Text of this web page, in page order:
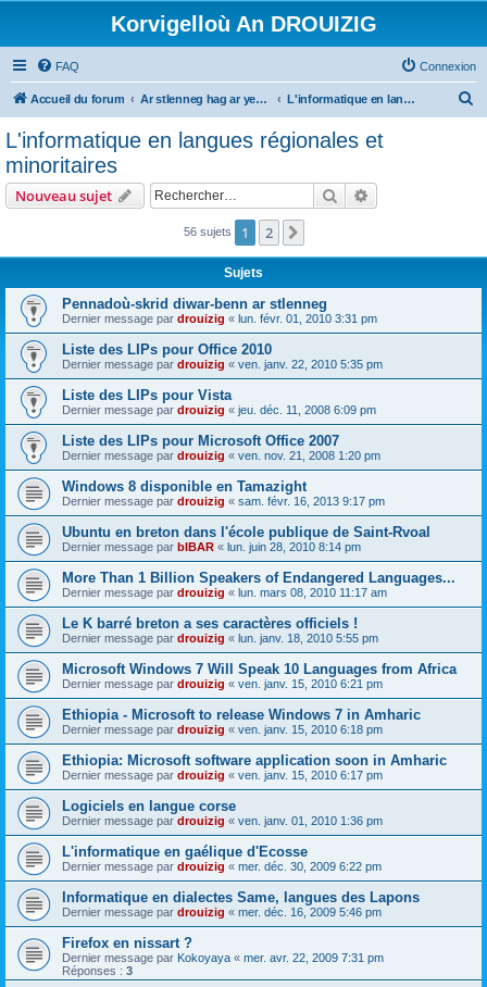
Korvigelloù An DROUIZIG
FAQ Connexion
Accueil du forum Ar stlenneg hag ar yezhoù bihan er bed a-bezh L'informatique en langues régionales et minoritaires
c
r
L'informatique en langues régionales et
minoritaires
Nouveau sujet Rechercher
56 sujets 1 2
Sujets
Pennadoù-skrid diwar-benn ar stlenneg
Dernier message par drouizig « lun. févr. 01, 2010 3:31 pm
Liste des LIPs pour Office 2010
Dernier message par drouizig « ven. janv. 22, 2010 5:35 pm
Liste des LIPs pour Vista
Dernier message par drouizig « jeu. déc. 11, 2008 6:09 pm
Liste des LIPs pour Microsoft Office 2007
Dernier message par drouizig « ven. nov. 21, 2008 1:20 pm
Windows 8 disponible en Tamazight
Dernier message par drouizig « sam. févr. 16, 2013 9:17 pm
Ubuntu en breton dans l'école publique de Saint-Rvoal
Dernier message par bIBAR « lun. juin 28, 2010 8:14 pm
More Than 1 Billion Speakers of Endangered Languages...
Dernier message par drouizig « lun. mars 08, 2010 11:17 am
Le K barré breton a ses caractères officiels !
Dernier message par drouizig « lun. janv. 18, 2010 5:55 pm
Microsoft Windows 7 Will Speak 10 Languages from Africa
Dernier message par drouizig « ven. janv. 15, 2010 6:21 pm
Ethiopia - Microsoft to release Windows 7 in Amharic
Dernier message par drouizig « ven. janv. 15, 2010 6:18 pm
Ethiopia: Microsoft software application soon in Amharic
Dernier message par drouizig « ven. janv. 15, 2010 6:17 pm
Logiciels en langue corse
Dernier message par drouizig « ven. janv. 01, 2010 1:36 pm
L'informatique en gaélique d'Ecosse
Dernier message par drouizig « mer. déc. 30, 2009 6:22 pm
Informatique en dialectes Same, langues des Lapons
Dernier message par drouizig « mer. déc. 16, 2009 5:46 pm
Firefox en nissart ?
Dernier message par Kokoyaya « mer. avr. 22, 2009 7:31 pm
Réponses : 3